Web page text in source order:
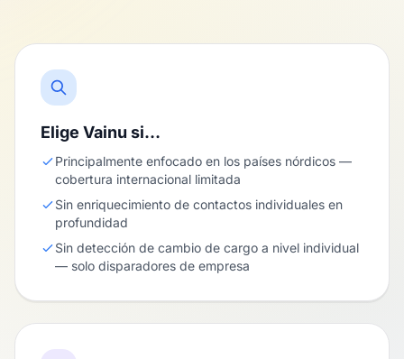
Elige Vainu si…
Principalmente enfocado en los países nórdicos —
cobertura internacional limitada
Sin enriquecimiento de contactos individuales en
profundidad
Sin detección de cambio de cargo a nivel individual
— solo disparadores de empresa